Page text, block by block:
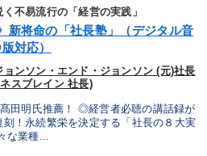
不易流行の「経営の実践」
新将命の「社長塾」（デジタル音
対応）
ンソン・エンド・ジョンソン (元)社長
スブレイン 社長)
田明氏推薦！ ◎経営者必聴の講話録が
！永続繁栄を決定する「社長の８大実
な業種...